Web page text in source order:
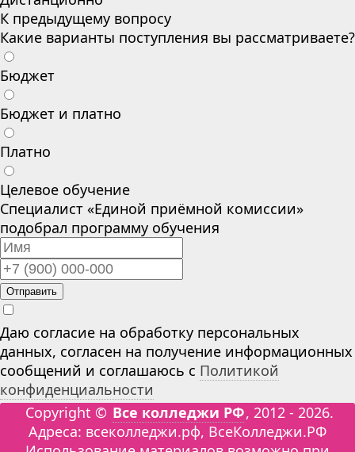
К предыдущему вопросу
Какие варианты поступления вы рассматриваете?
Бюджет
Бюджет и платно
Платно
Целевое обучение
Специалист «Единой приёмной комиссии»
подобрал программу обучения
Отправить
Даю согласие на обработку персональных
данных, согласен на получение информационных
сообщений и соглашаюсь с Политикой
конфиденциальности
Copyright © Все колледжи РФ, 2012 - 2026.
Адреса: всеколледжи.рф, ВсеКолледжи.РФ